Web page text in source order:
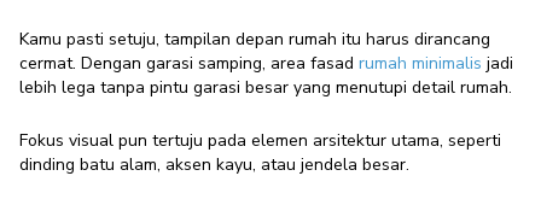
Kamu pasti setuju, tampilan depan rumah itu harus dirancang
cermat. Dengan garasi samping, area fasad rumah minimalis jadi
lebih lega tanpa pintu garasi besar yang menutupi detail rumah.
Fokus visual pun tertuju pada elemen arsitektur utama, seperti
dinding batu alam, aksen kayu, atau jendela besar.